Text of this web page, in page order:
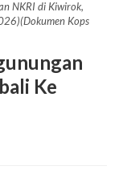
NKRI di Kiwirok,
Kops
Ke